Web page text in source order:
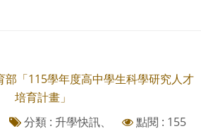
部「115學年度高中學生科學研究人才
培育計畫」
分類 : 升學快訊、
點閱 : 155